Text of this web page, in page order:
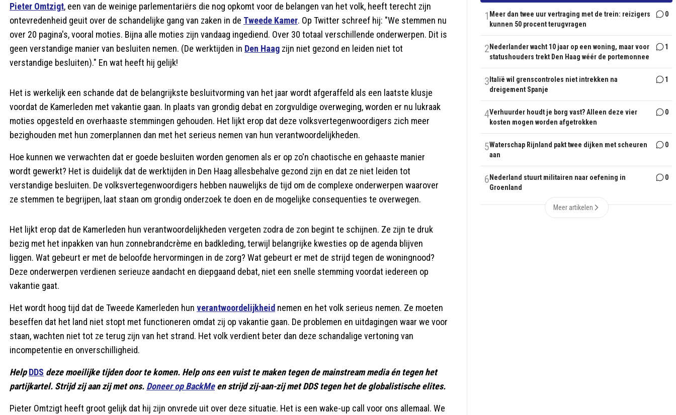
Pieter Omtzigt, een van de weinige parlementariërs die nog opkomt voor de belangen van het volk, heeft terecht zijn
ontevredenheid geuit over de schandelijke gang van zaken in de Tweede Kamer. Op Twitter schreef hij: "We stemmen nu
over 20 pagina's, vooral moties. Bijna alle moties zijn vandaag ingediend. Over 30 totaal verschillende onderwerpen. Dit is
geen verstandige manier van besluiten nemen. (De werktijden in Den Haag zijn niet gezond en leiden niet tot
verstandige besluiten)." En wat heeft hij gelijk!
Het is werkelijk een schande dat de belangrijkste besluitvorming van het jaar wordt afgeraffeld als een laatste klusje
voordat de Kamerleden met vakantie gaan. In plaats van grondig debat en zorgvuldige overweging, worden er nu lukraak
moties opgesteld en overhaaste stemmingen gehouden. Het lijkt erop dat deze volksvertegenwoordigers zich meer
bezighouden met hun zomerplannen dan met het serieus nemen van hun verantwoordelijkheden.
Hoe kunnen we verwachten dat er goede besluiten worden genomen als er op zo'n chaotische en gehaaste manier
wordt gewerkt? Het is duidelijk dat de werktijden in Den Haag allesbehalve gezond zijn en dat ze niet leiden tot
verstandige besluiten. De volksvertegenwoordigers hebben nauwelijks de tijd om de complexe onderwerpen waarover
ze stemmen te begrijpen, laat staan om grondig onderzoek te doen en de mogelijke consequenties te overwegen.
Het lijkt erop dat de Kamerleden hun verantwoordelijkheden vergeten zodra de zon begint te schijnen. Ze zijn te druk
bezig met het inpakken van hun zonnebrandcrème en badkleding, terwijl belangrijke kwesties op de agenda blijven
liggen. Wat gebeurt er met de beloofde hervormingen in de zorg? Wat gebeurt er met de strijd tegen de woningnood?
Deze onderwerpen verdienen serieuze aandacht en diepgaand debat, niet een snelle stemming voordat iedereen op
vakantie gaat.
Het wordt hoog tijd dat de Tweede Kamerleden hun verantwoordelijkheid nemen en het volk serieus nemen. Ze moeten
beseffen dat het land niet stopt met functioneren omdat zij op vakantie gaan. De problemen en uitdagingen waar we voor
staan, wachten niet tot ze terug zijn van het strand. Het volk verdient beter dan deze schandalige vertoning van
incompetentie en onverschilligheid.
HelpDDS deze moeilijke tijden door te komen. Help ons een vuist te maken tegen de mainstream media én tegen het
partijkartel. Strijd zij aan zij met ons. Doneer op BackMeen strijd zij-aan-zij met DDS tegen het de globalistische elites.
Pieter Omtzigt heeft groot gelijk dat hij zijn onvrede uit over deze situatie. Het is een wake-up call voor ons allemaal. We
1 Meer dan twee uur vertraging met de trein: reizigers
kunnen 50 procent terugvragen
0
2 Nederlander wacht 10 jaar op een woning, maar voor
statushouders trekt Den Haag wéér de portemonnee
1
3 Italië wil grenscontroles niet intrekken na
dreigement Spanje
1
4Verhuurder houdt je borg vast? Alleen deze vier
kosten mogen worden afgetrokken
0
5Waterschap Rijnland pakt twee dijken met scheuren
aan
0
6 Nederland stuurt militairen naar oefening in
Groenland
0
Meer artikelen